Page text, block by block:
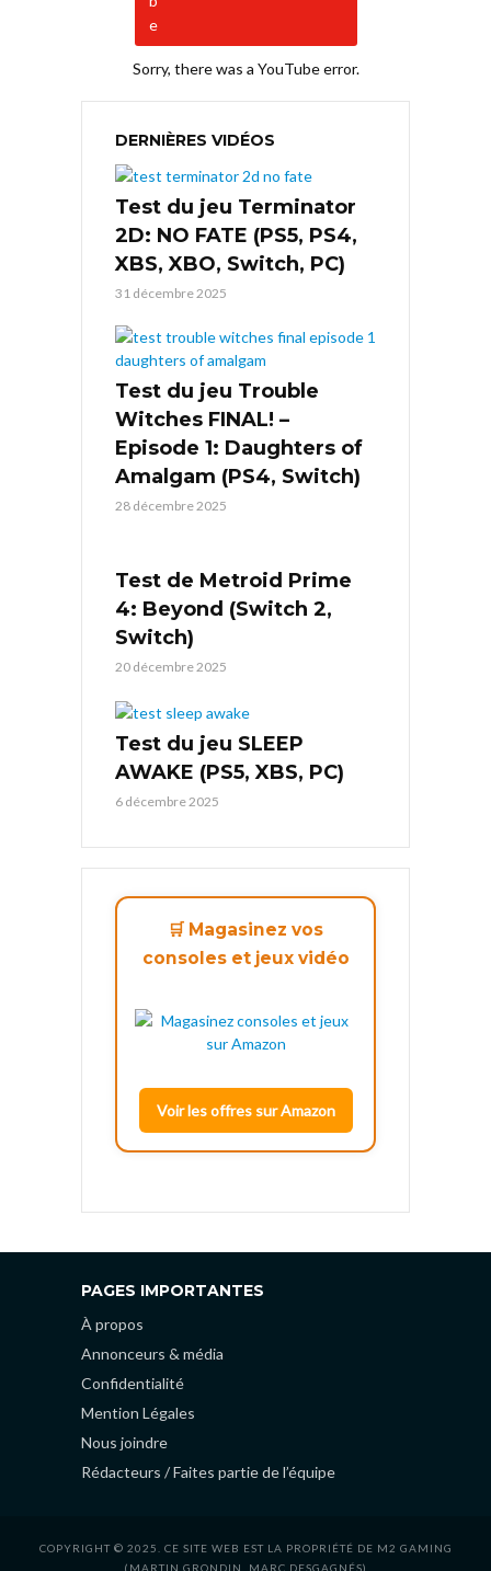
Sorry, there was a YouTube error.
DERNIÈRES VIDÉOS
Test du jeu Terminator
2D: NO FATE (PS5, PS4,
XBS, XBO, Switch, PC)
31 décembre 2025
Test du jeu Trouble
Witches FINAL! –
Episode 1: Daughters of
Amalgam (PS4, Switch)
28 décembre 2025
Test de Metroid Prime
4: Beyond (Switch 2,
Switch)
20 décembre 2025
Test du jeu SLEEP
AWAKE (PS5, XBS, PC)
6 décembre 2025
🛒 Magasinez vos
consoles et jeux vidéo
Voir les offres sur Amazon
PAGES IMPORTANTES
À propos
Annonceurs & média
Confidentialité
Mention Légales
Nous joindre
Rédacteurs / Faites partie de l’équipe
COPYRIGHT © 2025. CE SITE WEB EST LA PROPRIÉTÉ DE M2 GAMING
(MARTIN GRONDIN, MARC DESGAGNÉS)